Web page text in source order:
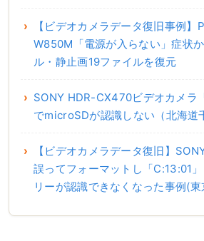
【ビデオカメラデータ復旧事例
W850M「電源が入らない」症状
ル・静止画19ファイルを復元
SONY HDR-CX470ビデオカメラ
でmicroSDが認識しない（北海道
【ビデオカメラデータ復旧】
誤ってフォーマットし「C:13:01
リーが認識できなくなった事例(